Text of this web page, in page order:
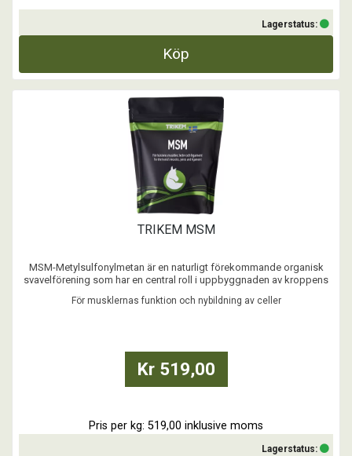
Lagerstatus:
Köp
TRIKEM MSM
MSM-Metylsulfonylmetan är en naturligt förekommande organisk
svavelförening som har en central roll i uppbyggnaden av kroppens
MSM bidrar till att öka cellväggens genomsläpplighet vilket förenklar
För musklernas funktion och nybildning av celler
Kr 519,00
Pris per kg: 519,00 inklusive moms
Lagerstatus: